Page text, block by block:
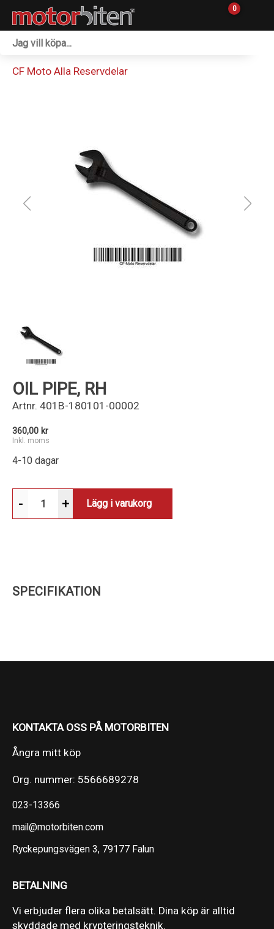
0
Reservdelar
Sprängskisser
CF Moto Alla Reservdelar
OIL PIPE, RH
Artnr. 401B-180101-00002
360,00 kr
Inkl. moms
4-10 dagar
- + Lägg i varukorg
SPECIFIKATION
KONTAKTA OSS PÅ MOTORBITEN
Ångra mitt köp
Org. nummer: 5566689278
023-13366
mail@motorbiten.com
Ryckepungsvägen 3, 79177 Falun
BETALNING
Vi erbjuder flera olika betalsätt. Dina köp är alltid
skyddade med krypteringsteknik.